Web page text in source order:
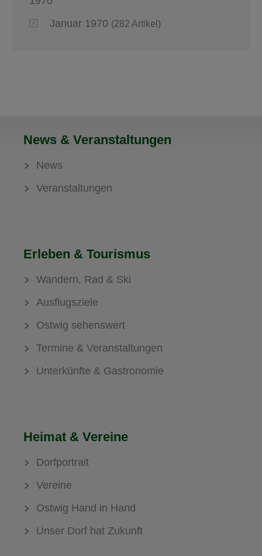
Januar 1970 (282 Artikel)
News & Veranstaltungen
News
Veranstaltungen
Erleben & Tourismus
Wandern, Rad & Ski
Ausflugsziele
Ostwig sehenswert
Termine & Veranstaltungen
Unterkünfte & Gastronomie
Heimat & Vereine
Dorfportrait
Vereine
Ostwig Hand in Hand
Unser Dorf hat Zukunft